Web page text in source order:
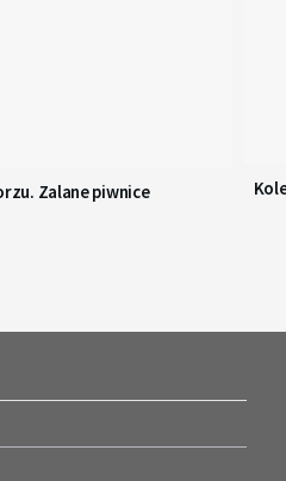
Zalane piwnice